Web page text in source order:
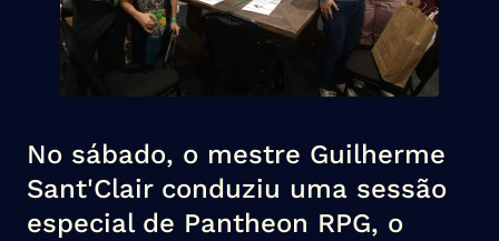
No sábado, o mestre Guilherme
Sant'Clair conduziu uma sessão
especial de Pantheon RPG, o